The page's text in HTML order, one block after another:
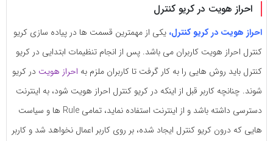
دوستان
خود
اشتراک
بگذارید.
کپی
لینک
دوستان
خود
به
کپی
لینک
احراز هویت در کریو کنترل
احراز هویت در کریو کنترل،یکی از مهمترین قسمت ها در پیاده سازی کریو
کنترل احراز هویت کاربران می باشد. پس از انجام تنظیمات ابتدایی در کریو
کنترل باید روش هایی را به کار گرفت تا کاربران ملزم به احراز هویتدر کریو
شوند. چنانچه کاربر قبل از اینکه در کریو کنترل احراز هویت شود، به اینترنت
دسترسی داشته باشد و از اینترنت استفاده نماید، تمامی Rule ها و سیاست
هایی که درون کریو کنترل ایجاد شده، بر روی کاربر اعمال نخواهد شد و کاربر